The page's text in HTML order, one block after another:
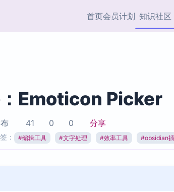
首页会员计划 知识社区
协作者
热门链接 Top5
加速访问 Obsidian 官方
市场
插件
Emoticon Picker
41 0 0 分享
： #编辑工具 #文字处理 #效率工具 #obsidian